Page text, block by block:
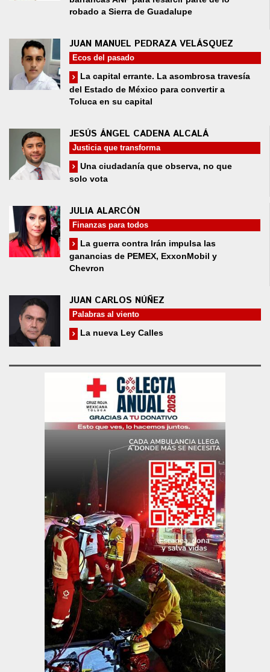
robado a Sierra de Guadalupe
JUAN MANUEL PEDRAZA VELÁSQUEZ
Ecos del pasado
La capital errante. La asombrosa travesía
del Estado de México para convertir a
Toluca en su capital
JESÚS ÁNGEL CADENA ALCALÁ
Justicia que transforma
Una ciudadanía que observa, no que
solo vota
JULIA ALARCÓN
Finanzas para todos
La guerra contra Irán impulsa las
ganancias de PEMEX, ExxonMobil y
Chevron
JUAN CARLOS NÚÑEZ
Palabras al viento
La nueva Ley Calles